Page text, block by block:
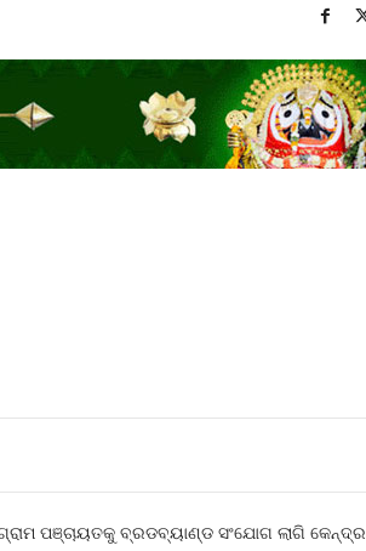
ପଞ୍ଚାୟତକୁ ବ୍ରଡବ୍ୟାଣ୍ଡ ସଂଯୋଗ ଲାଗି କେନ୍ଦ୍ର